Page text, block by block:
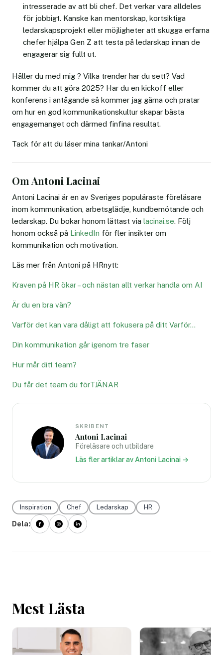
intresserade av att bli chef. Det verkar vara alldeles
för jobbigt. Kanske kan mentorskap, kortsiktiga
ledarskapsprojekt eller möjligheter att skugga erfarna
chefer hjälpa Gen Z att testa på ledarskap innan de
engagerar sig fullt ut.
Håller du med mig ? Vilka trender har du sett? Vad
kommer du att göra 2025? Har du en kickoff eller
konferens i antågande så kommer jag gärna och pratar
om hur en god kommunikationskultur skapar bästa
engagemanget och därmed finfina resultat.
Tack för att du läser mina tankar/Antoni
Om Antoni Lacinai
Antoni Lacinai är en av Sveriges populäraste föreläsare
inom kommunikation, arbetsglädje, kundbemötande och
ledarskap. Du bokar honom lättast via lacinai.se. Följ
honom också på LinkedIn för fler insikter om
kommunikation och motivation.
Läs mer från Antoni på HRnytt:
Kraven på HR ökar – och nästan allt verkar handla om AI
Är du en bra vän?
Varför det kan vara dåligt att fokusera på ditt Varför…
Din kommunikation går igenom tre faser
Hur mår ditt team?
Du får det team du förTJÄNAR
SKRIBENT
Antoni Lacinai
Föreläsare och utbildare
Läs fler artiklar av Antoni Lacinai →
Inspiration Chef Ledarskap HR
Dela:
Mest Lästa